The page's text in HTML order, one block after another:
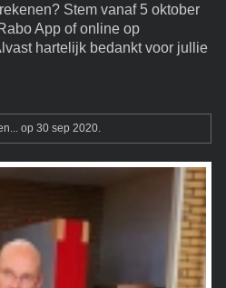
Stem vanaf 5 oktober
App of online op
hartelijk bedankt voor jullie
op 30 sep 2020.